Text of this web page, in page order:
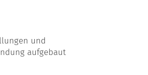
und
aufgebaut